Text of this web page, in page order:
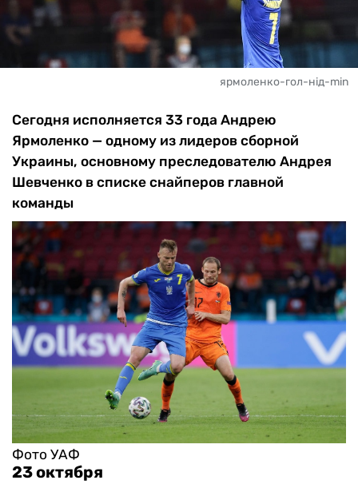
ярмоленко-гол-нід-min
Сегодня исполняется 33 года Андрею
Ярмоленко — одному из лидеров сборной
Украины, основному преследователю Андрея
Шевченко в списке снайперов главной
команды
Фото УАФ
23 октября